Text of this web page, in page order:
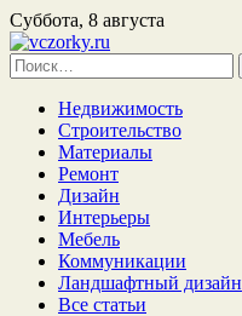
Суббота, 8 августа
Найти:
Недвижимость
Строительство
Материалы
Ремонт
Дизайн
Интерьеры
Мебель
Коммуникации
Ландшафтный дизайн
Все статьи